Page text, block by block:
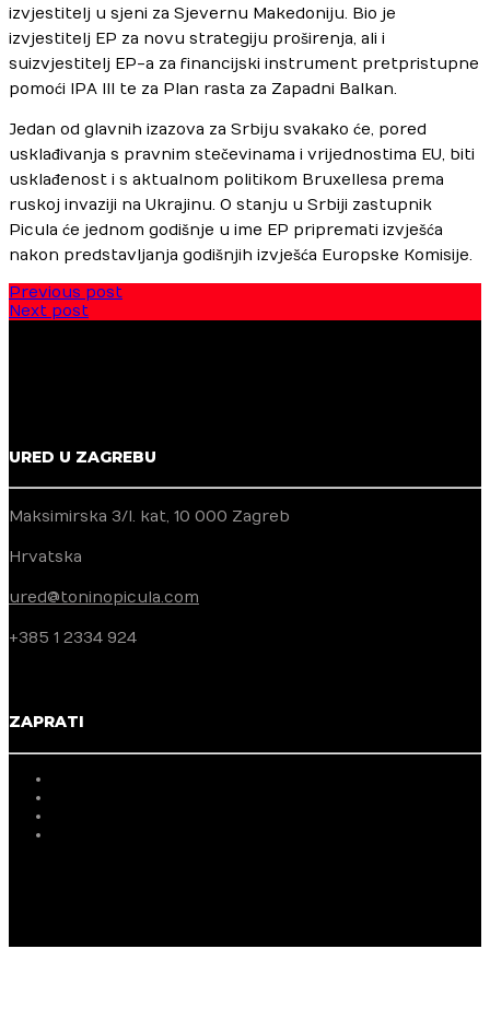
izvjestitelj u sjeni za Sjevernu Makedoniju. Bio je
izvjestitelj EP za novu strategiju proširenja, ali i
suizvjestitelj EP-a za financijski instrument pretpristupne
pomoći IPA III te za Plan rasta za Zapadni Balkan.
Jedan od glavnih izazova za Srbiju svakako će, pored
usklađivanja s pravnim stečevinama i vrijednostima EU, biti
usklađenost i s aktualnom politikom Bruxellesa prema
ruskoj invaziji na Ukrajinu. O stanju u Srbiji zastupnik
Picula će jednom godišnje u ime EP pripremati izvješća
nakon predstavljanja godišnjih izvješća Europske Komisije.
Previous post
Next post
URED U ZAGREBU
Maksimirska 3/I. kat, 10 000 Zagreb
Hrvatska
ured@toninopicula.com
+385 1 2334 924
ZAPRATI